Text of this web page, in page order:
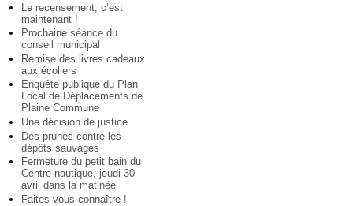
Le recensement, c’est
maintenant !
Prochaine séance du
conseil municipal
Remise des livres cadeaux
aux écoliers
Enquête publique du Plan
Local de Déplacements de
Plaine Commune
Une décision de justice
Des prunes contre les
dépôts sauvages
Fermeture du petit bain du
Centre nautique, jeudi 30
avril dans la matinée
Faites-vous connaître !